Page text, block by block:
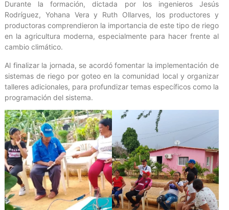
Durante la formación, dictada por los ingenieros Jesús
Rodríguez, Yohana Vera y Ruth Ollarves, los productores y
productoras comprendieron la importancia de este tipo de riego
en la agricultura moderna, especialmente para hacer frente al
cambio climático.
Al finalizar la jornada, se acordó fomentar la implementación de
sistemas de riego por goteo en la comunidad local y organizar
talleres adicionales, para profundizar temas específicos como la
programación del sistema.